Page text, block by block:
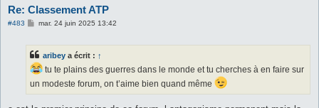
Re: Classement ATP
#483
M
a
g
e
mar. 24 juin 2025 13:42
aribey a écrit : ↑
tu te plains des guerres dans le monde et tu cherches à en faire sur
un modeste forum, on t’aime bien quand même